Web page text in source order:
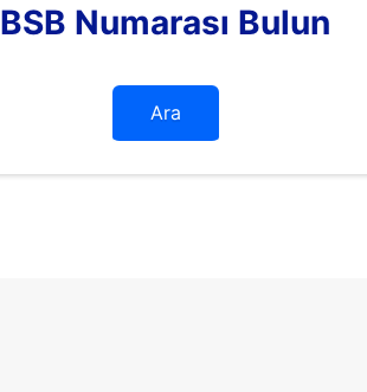
BSB Numarası Bulun
Ara